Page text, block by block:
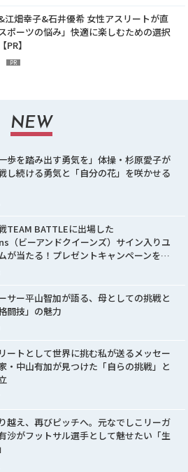
江畑幸子&石井優希 女性アスリートが直
ポーツの悩み」快適に楽しむための選択
PR】
PR
NEW
歩を踏み出す勇気を」体操・杉原愛子が
し続ける勇気と「自分の花」を咲かせる
TEAM BATTLEに出場した
（ビーアンドクイーンズ）サイン入りユ
が当たる！プレゼントキャンペーンを…
サー平山智加が語る、母としての挑戦と
闘技」の魅力
ートとして世界に挑む私が送るメッセー
・中山有加が見つけた「自らの挑戦」と
越え、再びピッチへ。元なでしこリーガ
沙がフットサル選手として魅せたい「生